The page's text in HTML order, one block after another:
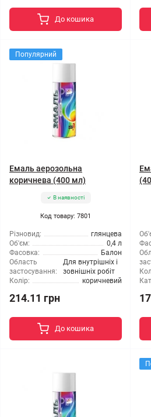
До кошика
Популярний
Емаль аерозольна
коричнева (400 мл)
В наявності
Код товару: 7801
Різновид:
глянцева
Об'єм:
0,4 л
Фасовка:
Балон
Область
застосування:
Для внутрішніх і
зовнішніх робіт
Колір:
коричневий
214.11 грн
До кошика